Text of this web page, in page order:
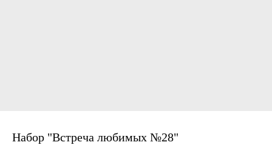
Набор "Встреча любимых №28"